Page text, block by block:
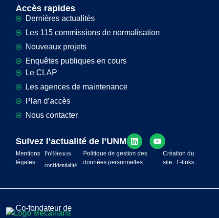
Accès rapides
Dernières actualités
Les 115 commissions de normalisation
Nouveaux projets
Enquêtes publiques en cours
Le CLAP
Les agences de maintenance
Plan d’accès
Nous contacter
Suivez l’actualité de l’UNM
Mentions
légales
Préférences
confidentialité
Politique de gestion des
données personnelles
Création du
site : F-links
Co-fondateur de